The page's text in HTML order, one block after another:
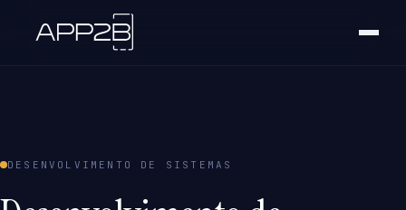
DESENVOLVIMENTO DE SISTEMAS